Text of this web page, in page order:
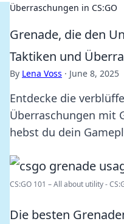
Überraschungen in CS:GO
Grenade, die den
Taktiken und
By Lena Voss · June 8, 2025
Entdecke die
Überraschungen mit
hebst du dein
CS:GO 101 – All about utility -
Die besten